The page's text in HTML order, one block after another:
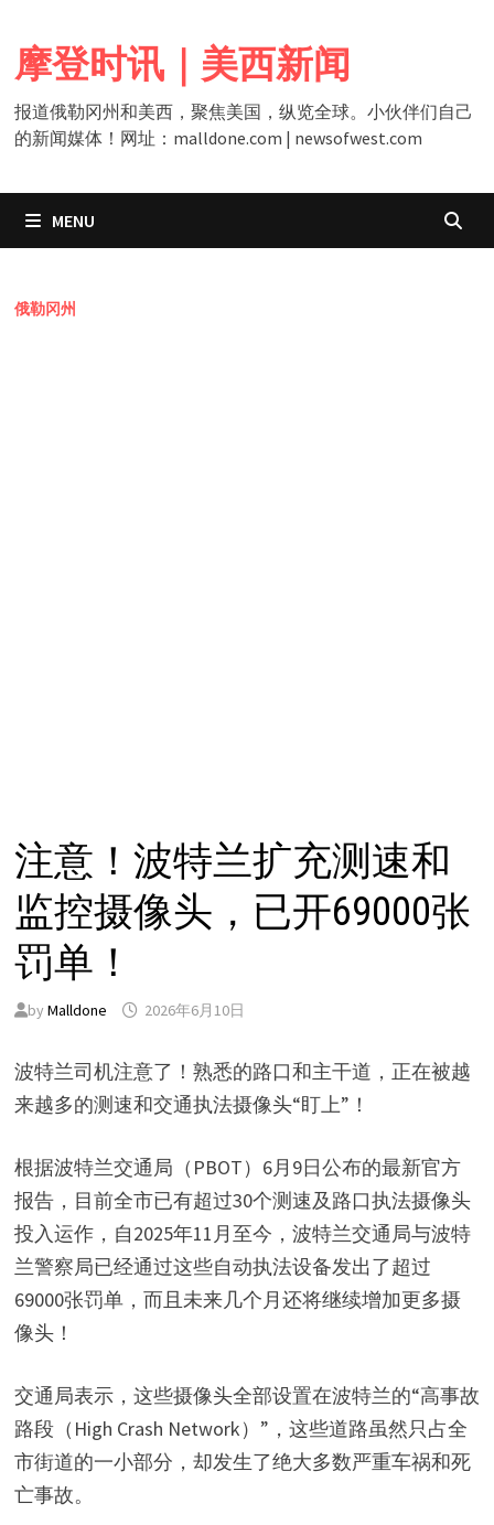
content
摩登时讯｜美西新闻
报道俄勒冈州和美西，聚焦美国，纵览全球。小伙伴们自己
的新闻媒体！网址：malldone.com | newsofwest.com
MENU
俄勒冈州
注意！波特兰扩充测速和
监控摄像头，已开69000张
罚单！
by Malldone 2026年6月10日
波特兰司机注意了！熟悉的路口和主干道，正在被越
来越多的测速和交通执法摄像头“盯上”！
根据波特兰交通局（PBOT）6月9日公布的最新官方
报告，目前全市已有超过30个测速及路口执法摄像头
投入运作，自2025年11月至今，波特兰交通局与波特
兰警察局已经通过这些自动执法设备发出了超过
69000张罚单，而且未来几个月还将继续增加更多摄
像头！
交通局表示，这些摄像头全部设置在波特兰的“高事故
路段（High Crash Network）”，这些道路虽然只占全
市街道的一小部分，却发生了绝大多数严重车祸和死
亡事故。